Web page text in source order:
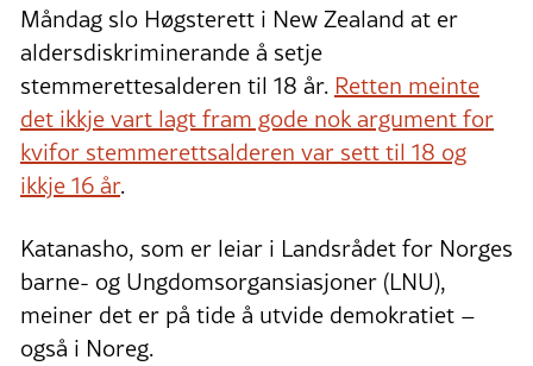
Måndag slo Høgsterett i New Zealand at er
aldersdiskriminerande å setje
stemmerettesalderen til 18 år. Retten meinte
det ikkje vart lagt fram gode nok argument for
kvifor stemmerettsalderen var sett til 18 og
ikkje 16 år.
Katanasho, som er leiar i Landsrådet for Norges
barne- og Ungdomsorgansiasjoner (LNU),
meiner det er på tide å utvide demokratiet –
også i Noreg.